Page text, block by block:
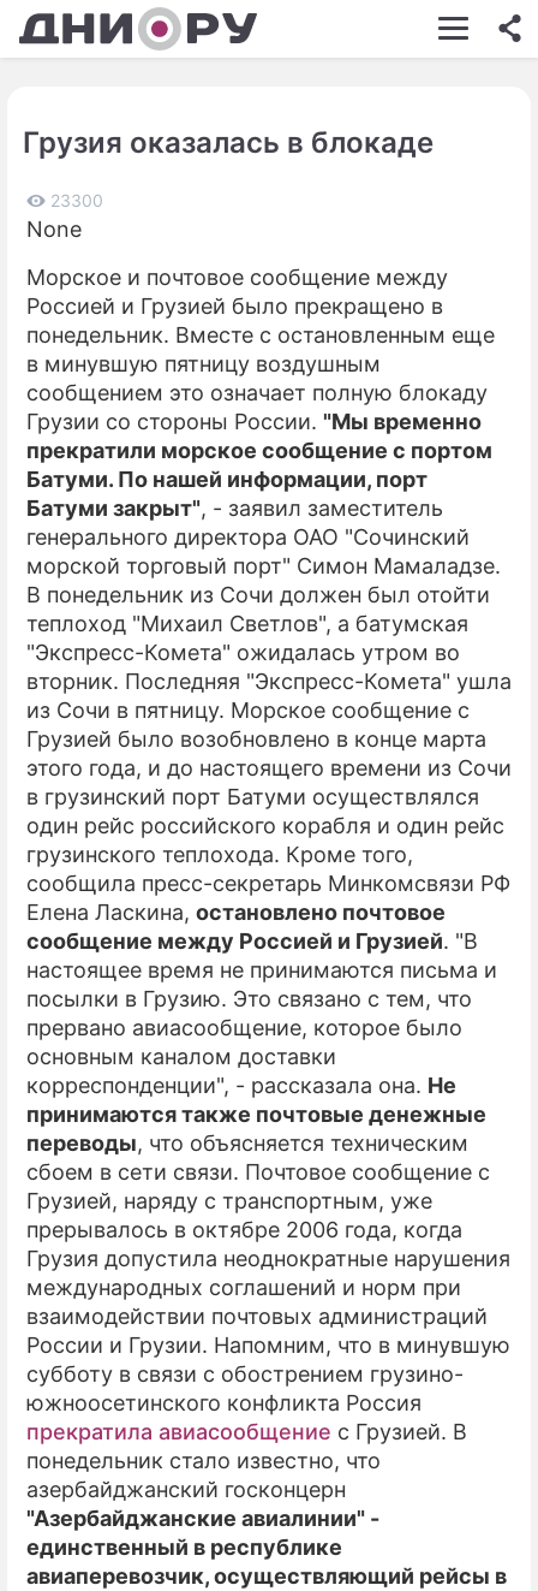
ШОУ-БИЗНЕС
КИНО
ЭКОНОМИКА
ПРОИСШЕСТВИЯ
СОННИК
СТИЛЬ ЖИЗНИ
СЕРИАЛЫ
ИГРЫ
ПРЕСС-РЕЛИЗЫ
О ПРОЕКТЕ
Грузия оказалась в блокаде
23300
None
Морское и почтовое сообщение между
Россией и Грузией было прекращено в
понедельник. Вместе с остановленным еще
в минувшую пятницу воздушным
сообщением это означает полную блокаду
Грузии со стороны России. "Мы временно
прекратили морское сообщение с портом
Батуми. По нашей информации, порт
Батуми закрыт", - заявил заместитель
генерального директора ОАО "Сочинский
морской торговый порт" Симон Мамаладзе.
В понедельник из Сочи должен был отойти
теплоход "Михаил Светлов", а батумская
"Экспресс-Комета" ожидалась утром во
вторник. Последняя "Экспресс-Комета" ушла
из Сочи в пятницу. Морское сообщение с
Грузией было возобновлено в конце марта
этого года, и до настоящего времени из Сочи
в грузинский порт Батуми осуществлялся
один рейс российского корабля и один рейс
грузинского теплохода. Кроме того,
сообщила пресс-секретарь Минкомсвязи РФ
Елена Ласкина, остановлено почтовое
сообщение между Россией и Грузией. "В
настоящее время не принимаются письма и
посылки в Грузию. Это связано с тем, что
прервано авиасообщение, которое было
основным каналом доставки
корреспонденции", - рассказала она. Не
принимаются также почтовые денежные
переводы, что объясняется техническим
сбоем в сети связи. Почтовое сообщение с
Грузией, наряду с транспортным, уже
прерывалось в октябре 2006 года, когда
Грузия допустила неоднократные нарушения
международных соглашений и норм при
взаимодействии почтовых администраций
России и Грузии. Напомним, что в минувшую
субботу в связи с обострением грузино-
южноосетинского конфликта Россия
прекратила авиасообщение с Грузией. В
понедельник стало известно, что
азербайджанский госконцерн
"Азербайджанские авиалинии" -
единственный в республике
авиаперевозчик, осуществляющий рейсы в